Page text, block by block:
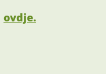
ovdje.